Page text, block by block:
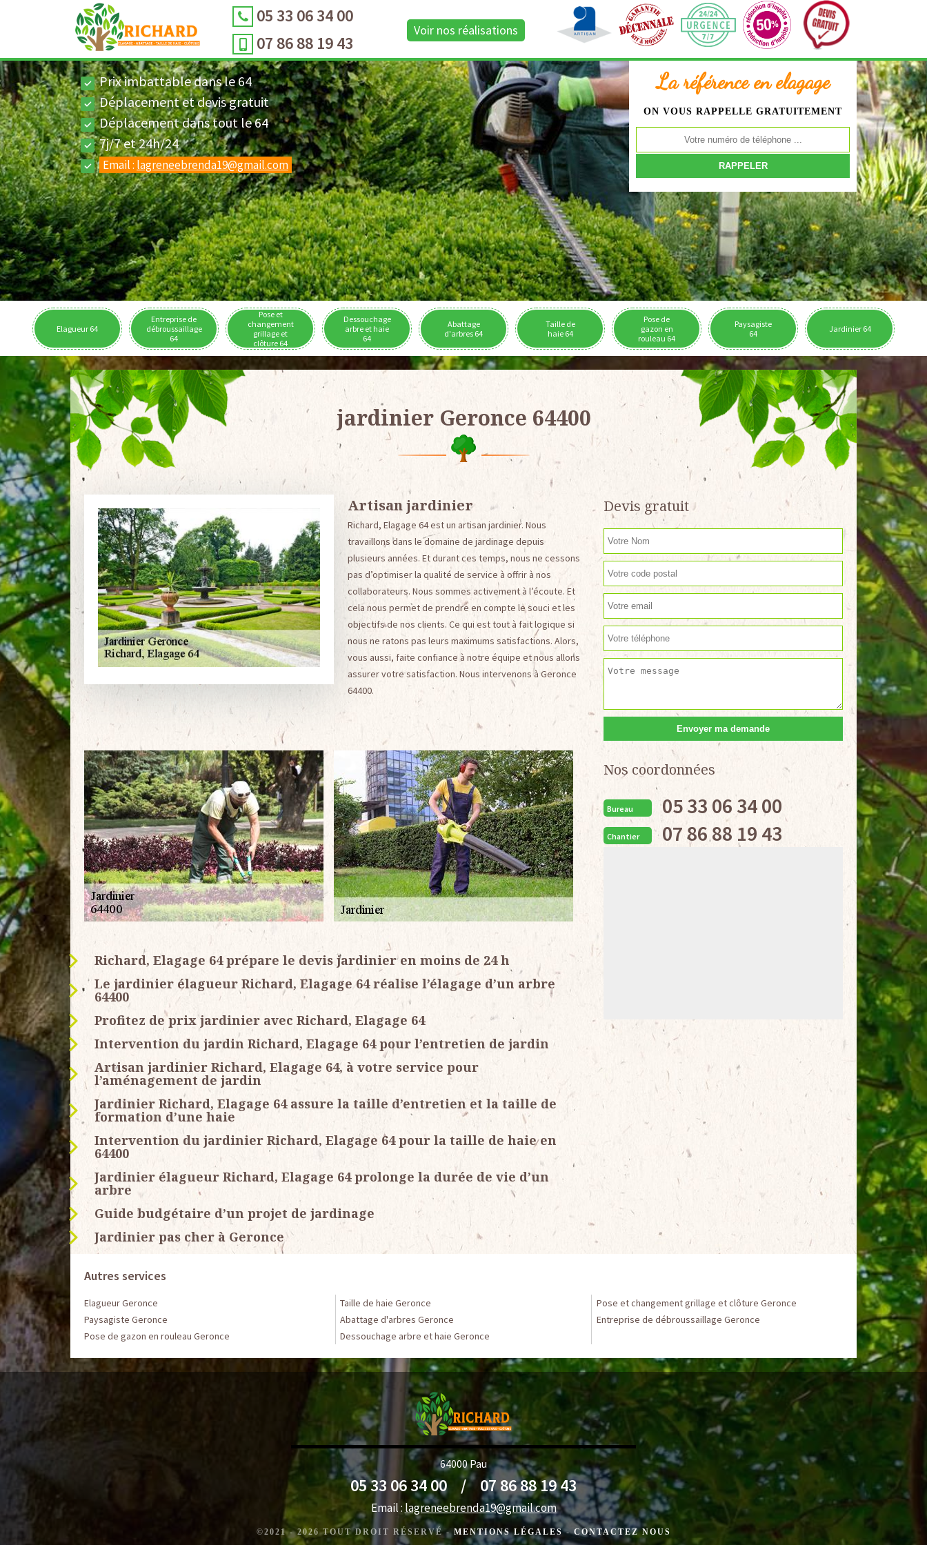
05 33 06 34 00
07 86 88 19 43
Voir nos réalisations
La référence en elagage
ON VOUS RAPPELLE GRATUITEMENT
Prix imbattable dans le 64
Déplacement et devis gratuit
Déplacement dans tout le 64
7j/7 et 24h/24
Email : lagreneebrenda19@gmail.com
Elagueur 64
Entreprise de
débroussaillage
64
Pose et
changement
grillage et
clôture 64
Dessouchage
arbre et haie
64
Abattage
d'arbres 64
Taille de
haie 64
Pose de
gazon en
rouleau 64
Paysagiste
64
Jardinier 64
jardinier Geronce 64400
Artisan jardinier
Richard, Elagage 64 est un artisan jardinier. Nous
travaillons dans le domaine de jardinage depuis
plusieurs années. Et durant ces temps, nous ne cessons
pas d’optimiser la qualité de service à offrir à nos
collaborateurs. Nous sommes activement à l’écoute. Et
cela nous permet de prendre en compte le souci et les
objectifs de nos clients. Ce qui est tout à fait logique si
nous ne ratons pas leurs maximums satisfactions. Alors,
vous aussi, faite confiance à notre équipe et nous allons
assurer votre satisfaction. Nous intervenons à Geronce
64400.
Richard, Elagage 64 prépare le devis jardinier en moins de 24 h
Le jardinier élagueur Richard, Elagage 64 réalise l’élagage d’un arbre
64400
Profitez de prix jardinier avec Richard, Elagage 64
Intervention du jardin Richard, Elagage 64 pour l’entretien de jardin
Artisan jardinier Richard, Elagage 64, à votre service pour
l’aménagement de jardin
Jardinier Richard, Elagage 64 assure la taille d’entretien et la taille de
formation d’une haie
Intervention du jardinier Richard, Elagage 64 pour la taille de haie en
64400
Jardinier élagueur Richard, Elagage 64 prolonge la durée de vie d’un
arbre
Guide budgétaire d’un projet de jardinage
Jardinier pas cher à Geronce
Devis gratuit
Nos coordonnées
Bureau 05 33 06 34 00
Chantier 07 86 88 19 43
Autres services
Elagueur Geronce
Paysagiste Geronce
Pose de gazon en rouleau Geronce
Taille de haie Geronce
Abattage d'arbres Geronce
Dessouchage arbre et haie Geronce
Pose et changement grillage et clôture Geronce
Entreprise de débroussaillage Geronce
64000 Pau
05 33 06 34 00 / 07 86 88 19 43
Email : lagreneebrenda19@gmail.com
©2021 - 2026 TOUT DROIT RÉSERVÉ - MENTIONS LÉGALES-CONTACTEZ NOUS